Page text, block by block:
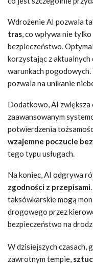
Wdrożenie AI pozwala
tras, co wpływa nie
bezpieczeństwo.
korzystając z
warunkach
pozwala na unikanie
Dodatkowo, AI
zaawansowanym
potwierdzenia
wzajemne poczucie
tego typu usługach.
Na koniec, AI odgrywa
zgodności z przepisami
taksówkarskie mogą
drogowego przez
bezpieczeństwo na
W dzisiejszych czasach,
zawrotnym tempie,